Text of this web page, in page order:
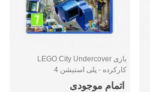
بازی LEGO City Undercover
کارکرده - پلی استیشن 4
اتمام موجودی